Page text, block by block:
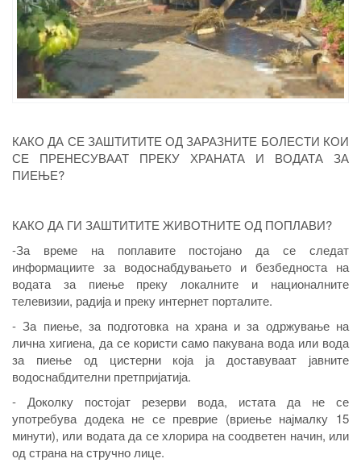
КАКО ДА СЕ ЗАШТИТИТЕ ОД ЗАРАЗНИТЕ БОЛЕСТИ КОИ
СЕ ПРЕНЕСУВААТ ПРЕКУ ХРАНАТА И ВОДАТА ЗА
ПИЕЊЕ?
КАКО ДА ГИ ЗАШТИТИТЕ ЖИВОТНИТЕ ОД ПОПЛАВИ?
-За време на поплавите постојано да се следат
информациите за водоснабдувањето и безбедноста на
водата за пиење преку локалните и националните
телевизии, радиjа и преку интернет порталите.
- За пиење, за подготовка на храна и за одржување на
лична хигиена, да се користи само пакувана вода или вода
за пиење од цистерни која ја доставуваат јавните
водоснабдителни претпријатија.
- Доколку постојат резерви вода, истата да не се
употребува додека не се преврие (вриење најмалку 15
минути), или водата да се хлорира на соодветен начин, или
од страна на стручно лице.